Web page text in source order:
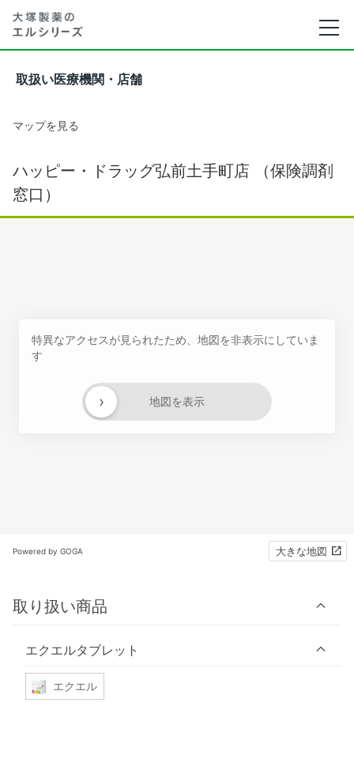
取扱い医療機関・店舗
マップを見る
ハッピー・ドラッグ弘前土手町店 （保険調剤
窓口）
特異なアクセスが見られたため、地図を非表示にしていま
す
地図を表示
›
Powered by GOGA 大きな地図
取り扱い商品
エクエルタブレット
エクエル